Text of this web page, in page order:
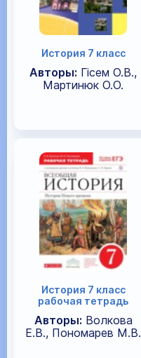
История 7 класс
Авторы: Гiсем О.В.,
Мартинюк О.О.
История 7 класс
рабочая тетрадь
Авторы: Волкова
Е.В., Пономарев М.В.